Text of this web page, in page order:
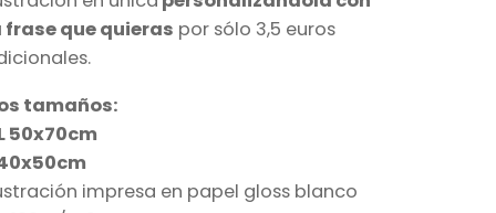
frase que quieras por sólo 3,5 euros
tamaños:
50x70cm
impresa en papel gloss blanco